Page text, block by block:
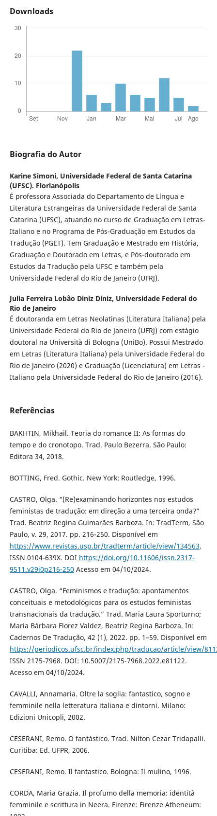
Downloads
Biografia do Autor
Karine Simoni, Universidade Federal de Santa Catarina
(UFSC). Florianópolis
É professora Associada do Departamento de Língua e
Literatura Estrangeiras da Universidade Federal de Santa
Catarina (UFSC), atuando no curso de Graduação em Letras-
Italiano e no Programa de Pós-Graduação em Estudos da
Tradução (PGET). Tem Graduação e Mestrado em História,
Graduação e Doutorado em Letras, e Pós-doutorado em
Estudos da Tradução pela UFSC e também pela
Universidade Federal do Rio de Janeiro (UFRJ).
Julia Ferreira Lobão Diniz Diniz, Universidade Federal do
Rio de Janeiro
É doutoranda em Letras Neolatinas (Literatura Italiana) pela
Universidade Federal do Rio de Janeiro (UFRJ) com estágio
doutoral na Università di Bologna (UniBo). Possui Mestrado
em Letras (Literatura Italiana) pela Universidade Federal do
Rio de Janeiro (2020) e Graduação (Licenciatura) em Letras -
Italiano pela Universidade Federal do Rio de Janeiro (2016).
Referências
BAKHTIN, Mikhail. Teoria do romance II: As formas do
tempo e do cronotopo. Trad. Paulo Bezerra. São Paulo:
Editora 34, 2018.
BOTTING, Fred. Gothic. New York: Routledge, 1996.
CASTRO, Olga. “(Re)examinando horizontes nos estudos
feministas de tradução: em direção a uma terceira onda?”
Trad. Beatriz Regina Guimarães Barboza. In: TradTerm, São
Paulo, v. 29, 2017. pp. 216-250. Disponível em
https://www.revistas.usp.br/tradterm/article/view/134563.
ISSN 0104-639X. DOI https://doi.org/10.11606/issn.2317-
9511.v29i0p216-250 Acesso em 04/10/2024.
CASTRO, Olga. “Feminismos e tradução: apontamentos
conceituais e metodológicos para os estudos feministas
transnacionais da tradução.” Trad. Maria Laura Sporturno;
Maria Bárbara Florez Valdez, Beatriz Regina Barboza. In:
Cadernos De Tradução, 42 (1), 2022. pp. 1–59. Disponível em
https://periodicos.ufsc.br/index.php/traducao/article/view/
ISSN 2175-7968. DOI: 10.5007/2175-7968.2022.e81122.
Acesso em 04/10/2024.
CAVALLI, Annamaria. Oltre la soglia: fantastico, sogno e
femminile nella letteratura italiana e dintorni. Milano:
Edizioni Unicopli, 2002.
CESERANI, Remo. O fantástico. Trad. Nilton Cezar Tridapalli.
Curitiba: Ed. UFPR, 2006.
CESERANI, Remo. Il fantastico. Bologna: Il mulino, 1996.
CORDA, Maria Grazia. Il profumo della memoria: identità
femminile e scrittura in Neera. Firenze: Firenze Atheneum: